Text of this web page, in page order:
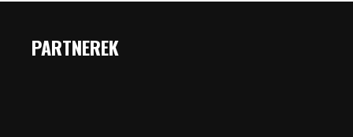
PARTNEREK